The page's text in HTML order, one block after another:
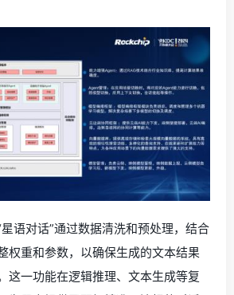
语对话”通过数据清洗和预处理，结合
权重和参数，以确保生成的文本结果
这一功能在逻辑推理、文本生成等复